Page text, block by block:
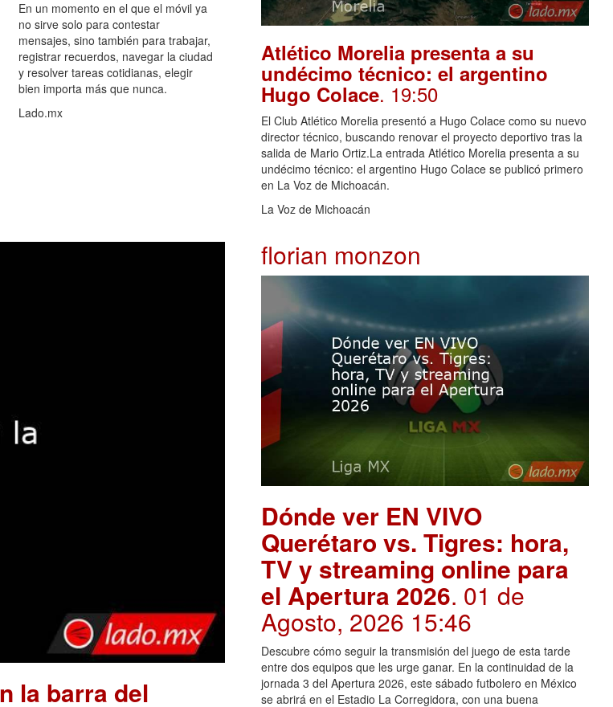
En un momento en el que el móvil ya
no sirve solo para contestar
mensajes, sino también para trabajar,
registrar recuerdos, navegar la ciudad
y resolver tareas cotidianas, elegir
bien importa más que nunca.
Lado.mx
la barra del
Atlético Morelia presenta a su
undécimo técnico: el argentino
Hugo Colace. 19:50
El Club Atlético Morelia presentó a Hugo Colace como su nuevo
director técnico, buscando renovar el proyecto deportivo tras la
salida de Mario Ortiz.La entrada Atlético Morelia presenta a su
undécimo técnico: el argentino Hugo Colace se publicó primero
en La Voz de Michoacán.
La Voz de Michoacán
florian monzon
Dónde ver EN VIVO
Querétaro vs. Tigres: hora,
TV y streaming online para
el Apertura 2026. 01 de
Agosto, 2026 15:46
Descubre cómo seguir la transmisión del juego de esta tarde
entre dos equipos que les urge ganar. En la continuidad de la
jornada 3 del Apertura 2026, este sábado futbolero en México
se abrirá en el Estadio La Corregidora, con una buena